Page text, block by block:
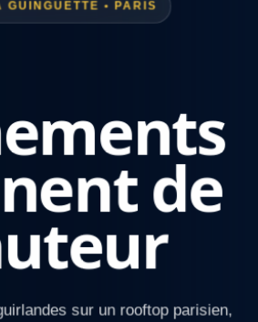
GUINGUETTE • PARIS
de
sur un rooftop parisien,